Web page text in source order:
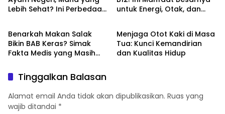
Lebih Sehat? Ini Perbedaan
untuk Energi, Otak, dan
Health
Benarkah Makan Salak
Bikin BAB Keras? Simak
Fakta Medis yang Masih
Health
Menjaga Otot Kaki di Masa
Tua: Kunci Kemandirian
dan Kualitas Hidup
Tinggalkan Balasan
Alamat email Anda tidak akan dipublikasikan. Ruas yang
wajib ditandai *